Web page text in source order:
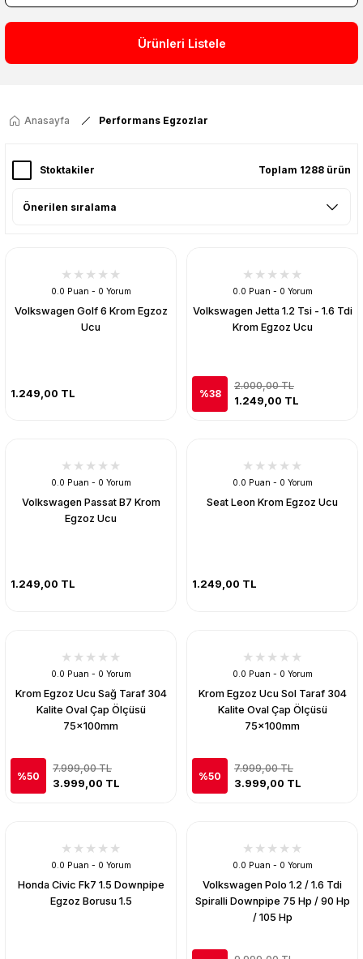
Ürünleri Listele
Anasayfa Performans Egzozlar
Stoktakiler Toplam 1288 ürün
0.0 Puan - 0 Yorum
Volkswagen Golf 6 Krom Egzoz
Ucu
1.249,00 TL
0.0 Puan - 0 Yorum
Volkswagen Jetta 1.2 Tsi - 1.6 Tdi
Krom Egzoz Ucu
%38
2.000,00 TL
1.249,00 TL
0.0 Puan - 0 Yorum
Volkswagen Passat B7 Krom
Egzoz Ucu
1.249,00 TL
0.0 Puan - 0 Yorum
Seat Leon Krom Egzoz Ucu
1.249,00 TL
0.0 Puan - 0 Yorum
Krom Egzoz Ucu Sağ Taraf 304
Kalite Oval Çap Ölçüsü
75x100mm
%50
7.999,00 TL
3.999,00 TL
0.0 Puan - 0 Yorum
Krom Egzoz Ucu Sol Taraf 304
Kalite Oval Çap Ölçüsü
75x100mm
%50
7.999,00 TL
3.999,00 TL
0.0 Puan - 0 Yorum
Honda Civic Fk7 1.5 Downpipe
Egzoz Borusu 1.5
0.0 Puan - 0 Yorum
Volkswagen Polo 1.2 / 1.6 Tdi
Spiralli Downpipe 75 Hp / 90 Hp
/ 105 Hp